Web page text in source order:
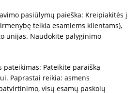
pasiūlymų paieška: Kreipiakitės į
teikia esamiems klientams),
unijas. Naudokite palyginimo
pateikimas: Pateikite paraišką
Paprastai reikia: asmens
visų esamų paskolų